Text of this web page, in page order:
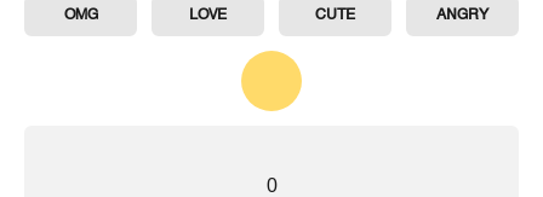
ANGRY
CUTE
LOVE
OMG
0